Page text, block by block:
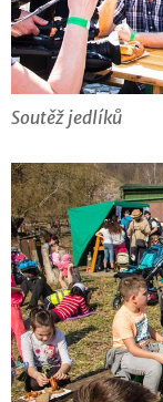
Soutěž jedlíků